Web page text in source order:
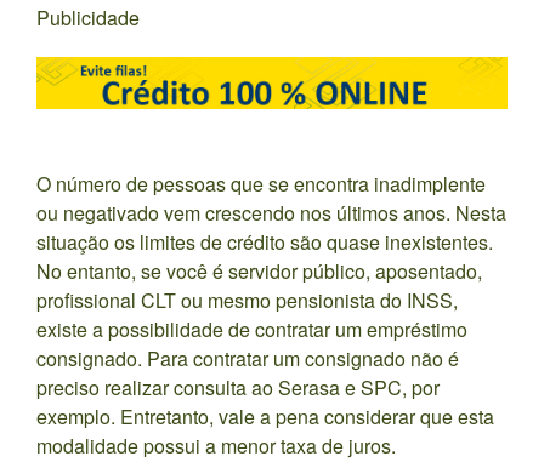
Publicidade
O número de pessoas que se encontra inadimplente
ou negativado vem crescendo nos últimos anos. Nesta
situação os limites de crédito são quase inexistentes.
No entanto, se você é servidor público, aposentado,
profissional CLT ou mesmo pensionista do INSS,
existe a possibilidade de contratar um empréstimo
consignado. Para contratar um consignado não é
preciso realizar consulta ao Serasa e SPC, por
exemplo. Entretanto, vale a pena considerar que esta
modalidade possui a menor taxa de juros.